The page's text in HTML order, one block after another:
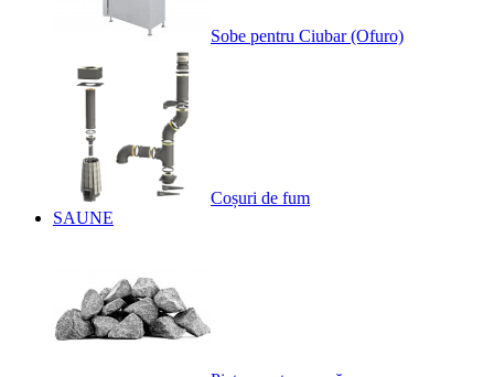
Sobe pentru Ciubar (Ofuro)
Coșuri de fum
SAUNE